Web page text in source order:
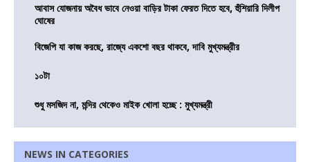
আবাস যোজনায় অবৈধ ভাবে নেওয়া বাড়ির টাকা ফেরত দিতে হবে, হুঁশিয়ারি দিলীপ
ঘোষের
বিজেপি যা কাজ করছে, রাজ্যে একশো বছর থাকবে, দাবি মুখ্যমন্ত্রীর
১০টা
শুধু মসজিদ না, মন্দির থেকেও মাইক খোলা হচ্ছে : মুখ্যমন্ত্রী
NEWS IN CATEGORIES